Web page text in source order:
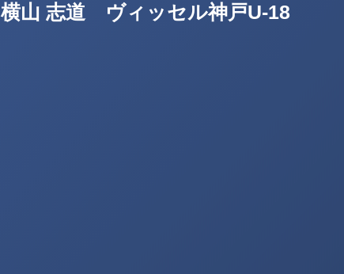
横山 志道 ヴィッセル神戸U-18